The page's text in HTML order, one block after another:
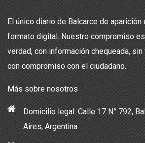
El único diario de Balcarce de aparición
formato digital. Nuestro compromiso
verdad, con información chequeada,
con compromiso con el ciudadano.
Más sobre nosotros
Domicilio legal: Calle 17 N° 792,
Aires, Argentina